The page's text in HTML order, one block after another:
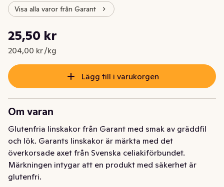
Visa alla varor från Garant
Nuvarande pris är: 25,50 kr
25,50 kr
204,00 kr /kg
Styckpris: 204,00 kr /kg
Lägg till i varukorgen
Om varan
Glutenfria linskakor från Garant med smak av gräddfil
och lök. Garants linskakor är märkta med det
överkorsade axet från Svenska celiakiförbundet.
Märkningen intygar att en produkt med säkerhet är
glutenfri.